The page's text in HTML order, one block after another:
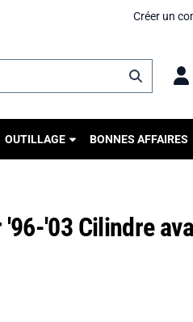
Créer un
OUTILLAGE BONNES AFFAIRES
'03 Cilindre